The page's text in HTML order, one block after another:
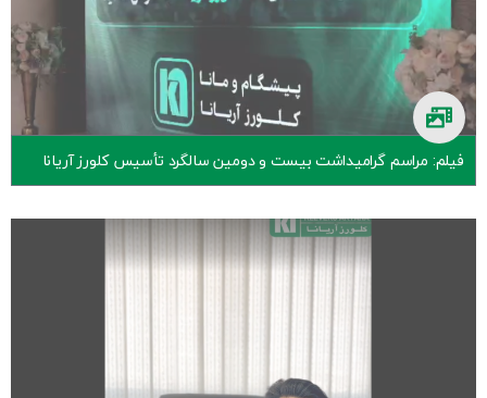
فیلم: مراسم گرامیداشت بیست و دومین سالگرد تأسیس کلورز آریانا